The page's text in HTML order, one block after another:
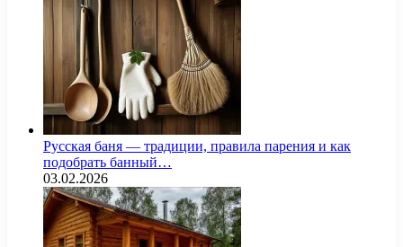
Русская баня — традиции, правила парения и как
подобрать банный…
03.02.2026